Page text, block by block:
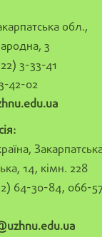
обл.,
3
3-33-41
42-02
14, кімн. 228
64-30-84, 066-